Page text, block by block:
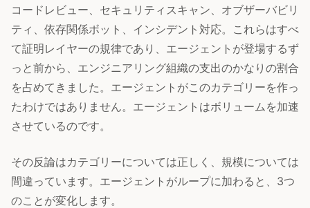
コードレビュー、セキュリティスキャン、オブザーバビリ
ティ、依存関係ボット、インシデント対応。これらはすべ
て証明レイヤーの規律であり、エージェントが登場するず
っと前から、エンジニアリング組織の支出のかなりの割合
を占めてきました。エージェントがこのカテゴリーを作っ
たわけではありません。エージェントはボリュームを加速
させているのです。
その反論はカテゴリーについては正しく、規模については
間違っています。エージェントがループに加わると、3つ
のことが変化します。